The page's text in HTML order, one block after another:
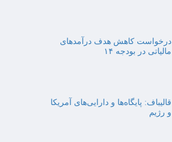
درخواست کاهش هدف درآمدهای
مالیاتی در بودجه ۱۴
قالیباف: پایگاه‌ها و دارایی‌های آمریکا
و رژیم